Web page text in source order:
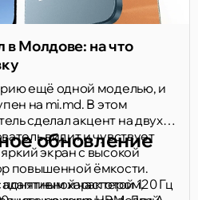
в Молдове: на что
ещё одной моделью, и
на mi.md. В этом
сделал акцент на двух
видит и чувствует
экран с высокой
повышенной ёмкости.
характером,
обновление
частотой 120 Гц